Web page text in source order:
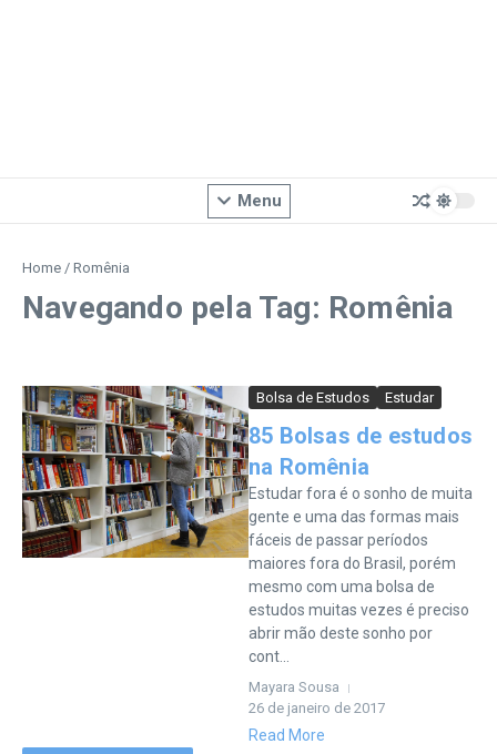
Menu
Home / Romênia
Navegando pela Tag: Romênia
Bolsa de Estudos Estudar
85 Bolsas de estudos
na Romênia
Estudar fora é o sonho de muita
gente e uma das formas mais
fáceis de passar períodos
maiores fora do Brasil, porém
mesmo com uma bolsa de
estudos muitas vezes é preciso
abrir mão deste sonho por
cont...
Mayara Sousa
26 de janeiro de 2017
Read More